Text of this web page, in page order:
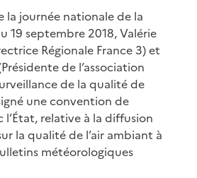
la journée nationale de la
19 septembre 2018, Valérie
Régionale France 3) et
de l’association
de la qualité de
une convention de
relative à la diffusion
la qualité de l’air ambiant à
météorologiques